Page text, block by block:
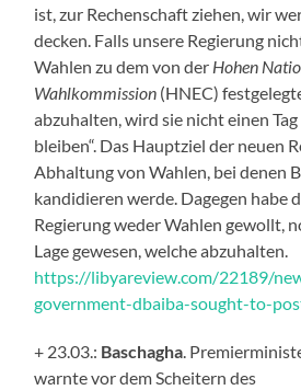
ist, zur Rechenschaft ziehen, wir
decken. Falls unsere Regierung
Wahlen zu dem von der Hohen
Wahlkommission (HNEC)
abzuhalten, wird sie nicht einen
bleiben“. Das Hauptziel der neuen
Abhaltung von Wahlen, bei denen
kandidieren werde. Dagegen habe
Regierung weder Wahlen gewollt,
Lage gewesen, welche abzuhalten.
https://libyareview.com/22189/
government-dbaiba-sought-to-
+ 23.03.: Baschagha.
warnte vor dem Scheitern des